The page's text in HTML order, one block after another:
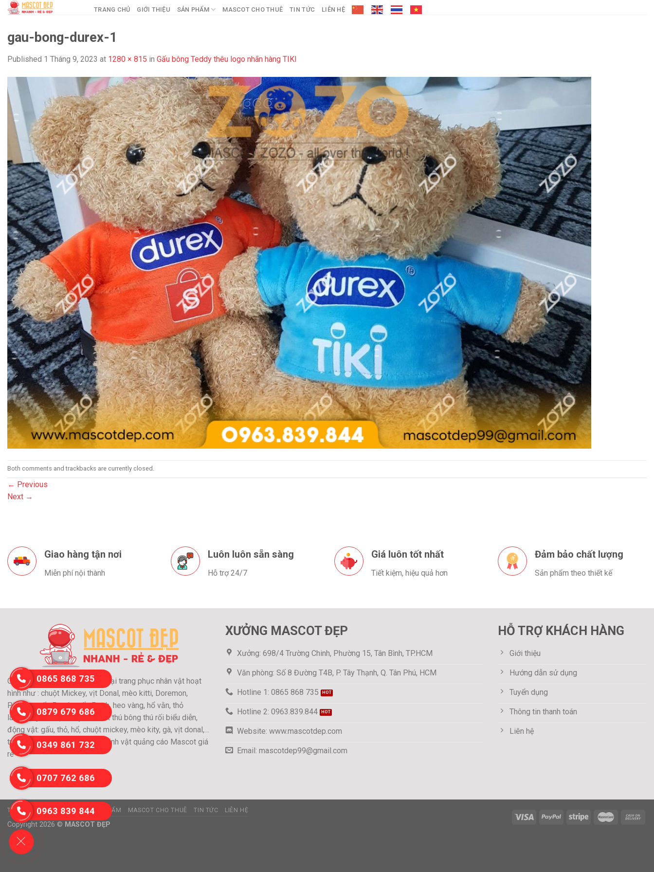
Skip
TRANG CHỦ GIỚI THIỆU SẢN PHẨM MASCOT CHO THUÊ TIN TỨC LIÊN HỆ
gau-bong-durex-1
Published 1 Tháng 9, 2023 at 1280 × 815 in Gấu bông Teddy thêu logo nhãn hàng TIKI
Both comments and trackbacks are currently closed.
← Previous
Next →
Giao hàng tận nơi
Miễn phí nội thành
Luôn luôn sẵn sàng
Hỗ trợ 24/7
Giá luôn tốt nhất
Tiết kiệm, hiệu quả hơn
Đảm bảo chất lượng
Sản phẩm theo thiết kế
Chuyên may và cho thuê các loại trang phục nhân vật hoạt
hình như : chuột Mickey, vịt Donal, mèo kitti, Doremon,
Pikachu, gấu Panda, gấu Pooh, heo vàng, hổ vằn, thỏ
láu….Chuyên nhận may Mascot thú bông thú rối biểu diễn,
động vật: gấu, thỏ, hổ, chuột mickey, mèo kity, gà, vịt donal,…
trang phục nhân vật hoạt hình,linh vật quảng cáo Mascot giá
rẻ
XƯỞNG MASCOT ĐẸP
Xưởng: 698/4 Trường Chinh, Phường 15, Tân Bình, TP.HCM
Văn phòng: Số 8 Đường T4B, P. Tây Thạnh, Q. Tân Phú, HCM
Hotline 1: 0865 868 735
Hotline 2: 0963.839.844
Website: www.mascotdep.com
Email: mascotdep99@gmail.com
HỖ TRỢ KHÁCH HÀNG
Giới thiệu
Hướng dẫn sử dụng
Tuyển dụng
Thông tin thanh toán
Liên hệ
TRANG CHỦ GIỚI THIỆU SẢN PHẨM MASCOT CHO THUÊ TIN TỨC LIÊN HỆ
Copyright 2026 © MASCOT ĐẸP
0865 868 735
0879 679 686
0349 861 732
0707 762 686
0963 839 844